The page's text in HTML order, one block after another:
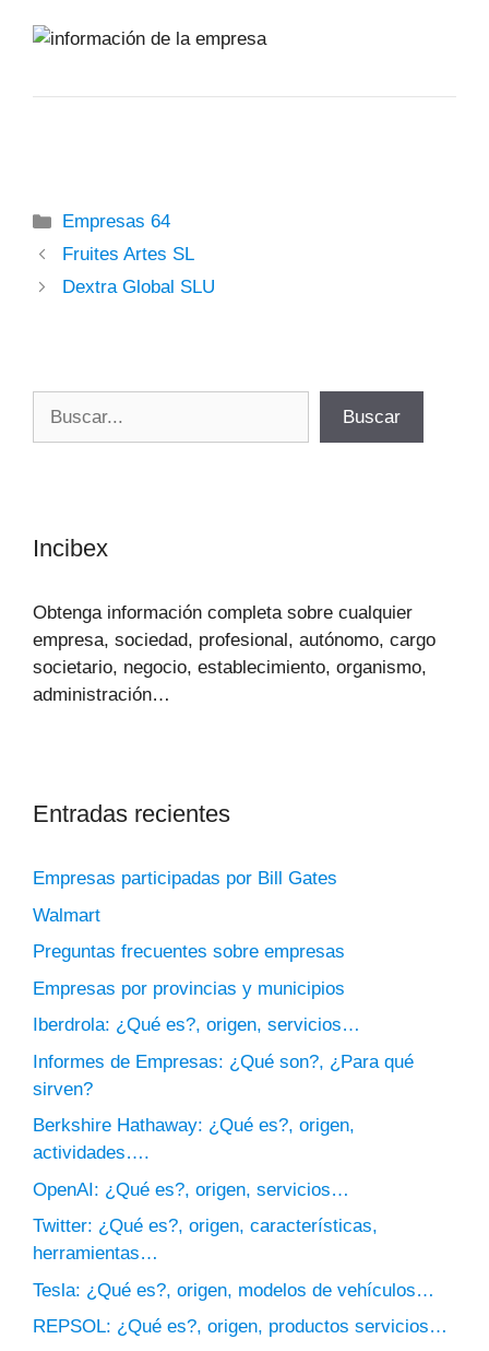
Categorías
Empresas 64
Fruites Artes SL
Dextra Global SLU
Buscar
Incibex
Obtenga información completa sobre cualquier
empresa, sociedad, profesional, autónomo, cargo
societario, negocio, establecimiento, organismo,
administración…
Entradas recientes
Empresas participadas por Bill Gates
Walmart
Preguntas frecuentes sobre empresas
Empresas por provincias y municipios
Iberdrola: ¿Qué es?, origen, servicios…
Informes de Empresas: ¿Qué son?, ¿Para qué
sirven?
Berkshire Hathaway: ¿Qué es?, origen,
actividades….
OpenAI: ¿Qué es?, origen, servicios…
Twitter: ¿Qué es?, origen, características,
herramientas…
Tesla: ¿Qué es?, origen, modelos de vehículos…
REPSOL: ¿Qué es?, origen, productos servicios…